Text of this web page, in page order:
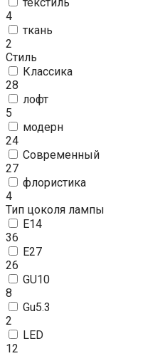
4
ткань
2
Стиль
Классика
28
лофт
5
модерн
24
Современный
27
флористика
4
Тип цоколя лампы
E14
36
E27
26
GU10
8
Gu5.3
2
LED
12